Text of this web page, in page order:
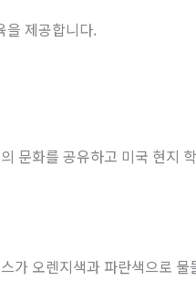
을 제공합니다.
문화를 공유하고 미국 현지
가 오렌지색과 파란색으로